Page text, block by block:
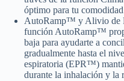
óptimo para tu
AutoRamp™ y Alivio de
función AutoRamp™
baja para ayudarte a
gradualmente hasta el
espiratoria (EPR™)
durante la inhalación y la